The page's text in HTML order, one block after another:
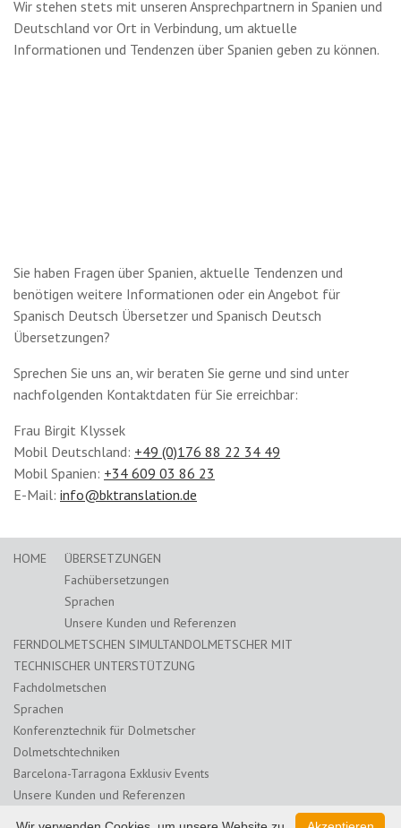
Wir stehen stets mit unseren Ansprechpartnern in Spanien und
Deutschland vor Ort in Verbindung, um aktuelle
Informationen und Tendenzen über Spanien geben zu können.
Sie haben Fragen über Spanien, aktuelle Tendenzen und
benötigen weitere Informationen oder ein Angebot für
Spanisch Deutsch Übersetzer und Spanisch Deutsch
Übersetzungen?
Sprechen Sie uns an, wir beraten Sie gerne und sind unter
nachfolgenden Kontaktdaten für Sie erreichbar:
Frau Birgit Klyssek
Mobil Deutschland: +49 (0)176 88 22 34 49
Mobil Spanien: +34 609 03 86 23
E-Mail: info@bktranslation.de
HOME
ÜBERSETZUNGEN
Fachübersetzungen
Sprachen
Unsere Kunden und Referenzen
FERNDOLMETSCHEN SIMULTANDOLMETSCHER MIT
TECHNISCHER UNTERSTÜTZUNG
Fachdolmetschen
Sprachen
Konferenztechnik für Dolmetscher
Dolmetschtechniken
Barcelona-Tarragona Exklusiv Events
Unsere Kunden und Referenzen